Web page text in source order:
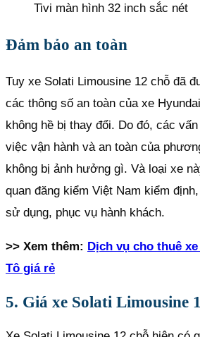
Tivi màn hình 32 inch sắc nét
Đảm bảo an toàn
Tuy xe Solati Limousine 12 chỗ đã
các thông số an toàn của xe
không hề bị thay đổi. Do đó, các
việc vận hành và an toàn của
không bị ảnh hưởng gì. Và loại xe
quan đăng kiểm Việt Nam kiểm
sử dụng, phục vụ hành khách.
>> Xem thêm: Dịch vụ cho thuê
Tô giá rẻ
5. Giá xe Solati Limousine